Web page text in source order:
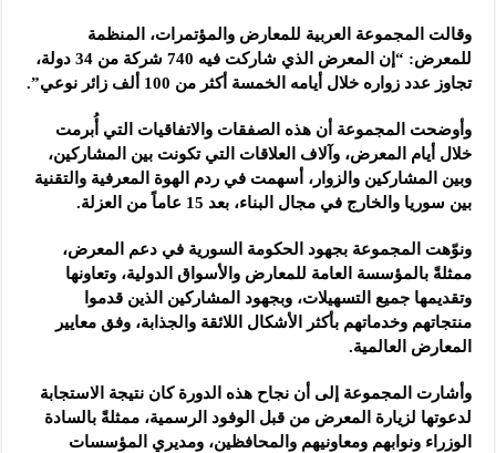
وقالت المجموعة العربية للمعارض والمؤتمرات، المنظمة
للمعرض: “إن المعرض الذي شاركت فيه 740 شركة من 34 دولة،
تجاوز عدد زواره خلال أيامه الخمسة أكثر من 100 ألف زائر نوعي”.
وأوضحت المجموعة أن هذه الصفقات والاتفاقيات التي أُبرمت
خلال أيام المعرض، وآلاف العلاقات التي تكونت بين المشاركين،
وبين المشاركين والزوار، أسهمت في ردم الهوة المعرفية والتقنية
بين سوريا والخارج في مجال البناء، بعد 15 عاماً من العزلة.
ونوّهت المجموعة بجهود الحكومة السورية في دعم المعرض،
ممثلةً بالمؤسسة العامة للمعارض والأسواق الدولية، وتعاونها
وتقديمها جميع التسهيلات، وبجهود المشاركين الذين قدموا
منتجاتهم وخدماتهم بأكثر الأشكال اللائقة والجذابة، وفق معايير
المعارض العالمية.
وأشارت المجموعة إلى أن نجاح هذه الدورة كان نتيجة الاستجابة
لدعوتها لزيارة المعرض من قبل الوفود الرسمية، ممثلةً بالسادة
الوزراء ونوابهم ومعاونيهم والمحافظين، ومديري المؤسسات